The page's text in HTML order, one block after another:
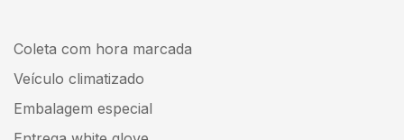
Coleta com hora marcada
Veículo climatizado
Embalagem especial